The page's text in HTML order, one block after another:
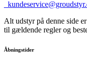
Alt udstyr på denne side
til gældende regler og
Åbningstider